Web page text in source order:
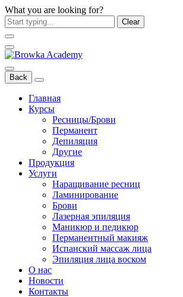
What you are looking for?
Clear
Back
Главная
Курсы
Ресницы/Брови
Перманент
Депиляция
Другие
Продукция
Услуги
Наращивание ресниц
Ламинирование
Брови
Лазерная эпиляция
Маникюр и педикюр
Перманентный макияж
Испанский массаж лица
Эпиляция лица воском
О нас
Новости
Контакты